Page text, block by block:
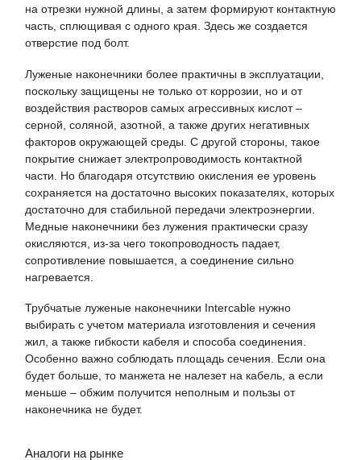
на отрезки нужной длины, а затем формируют контактную
часть, сплющивая с одного края. Здесь же создается
отверстие под болт.
Луженые наконечники более практичны в эксплуатации,
поскольку защищены не только от коррозии, но и от
воздействия растворов самых агрессивных кислот –
серной, соляной, азотной, а также других негативных
факторов окружающей среды. С другой стороны, такое
покрытие снижает электропроводимость контактной
части. Но благодаря отсутствию окисления ее уровень
сохраняется на достаточно высоких показателях, которых
достаточно для стабильной передачи электроэнергии.
Медные наконечники без лужения практически сразу
окисляются, из-за чего токопроводность падает,
сопротивление повышается, а соединение сильно
нагревается.
Трубчатые луженые наконечники Intercable нужно
выбирать с учетом материала изготовления и сечения
жил, а также гибкости кабеля и способа соединения.
Особенно важно соблюдать площадь сечения. Если она
будет больше, то манжета не налезет на кабель, а если
меньше – обжим получится неполным и пользы от
наконечника не будет.
Аналоги на рынке